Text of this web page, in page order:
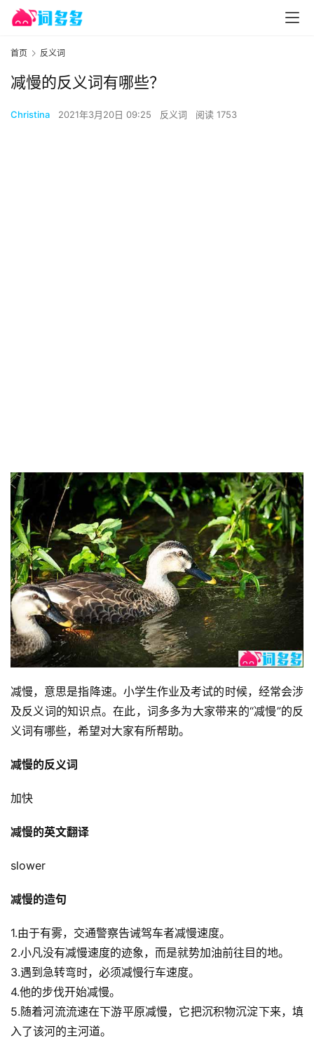
首页 反义词
减慢的反义词有哪些？
Christina 2021年3月20日 09:25 反义词 阅读 1753
减慢，意思是指降速。小学生作业及考试的时候，经常会涉
及反义词的知识点。在此，词多多为大家带来的“减慢”的反
义词有哪些，希望对大家有所帮助。
减慢的反义词
加快
减慢的英文翻译
slower
减慢的造句
1.由于有雾，交通警察告诫驾车者减慢速度。
2.小凡没有减慢速度的迹象，而是就势加油前往目的地。
3.遇到急转弯时，必须减慢行车速度。
4.他的步伐开始减慢。
5.随着河流流速在下游平原减慢，它把沉积物沉淀下来，填
入了该河的主河道。